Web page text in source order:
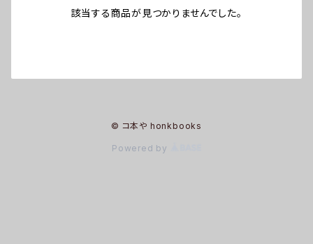
該当する商品が見つかりませんでした。
© コ本や honkbooks
Powered by